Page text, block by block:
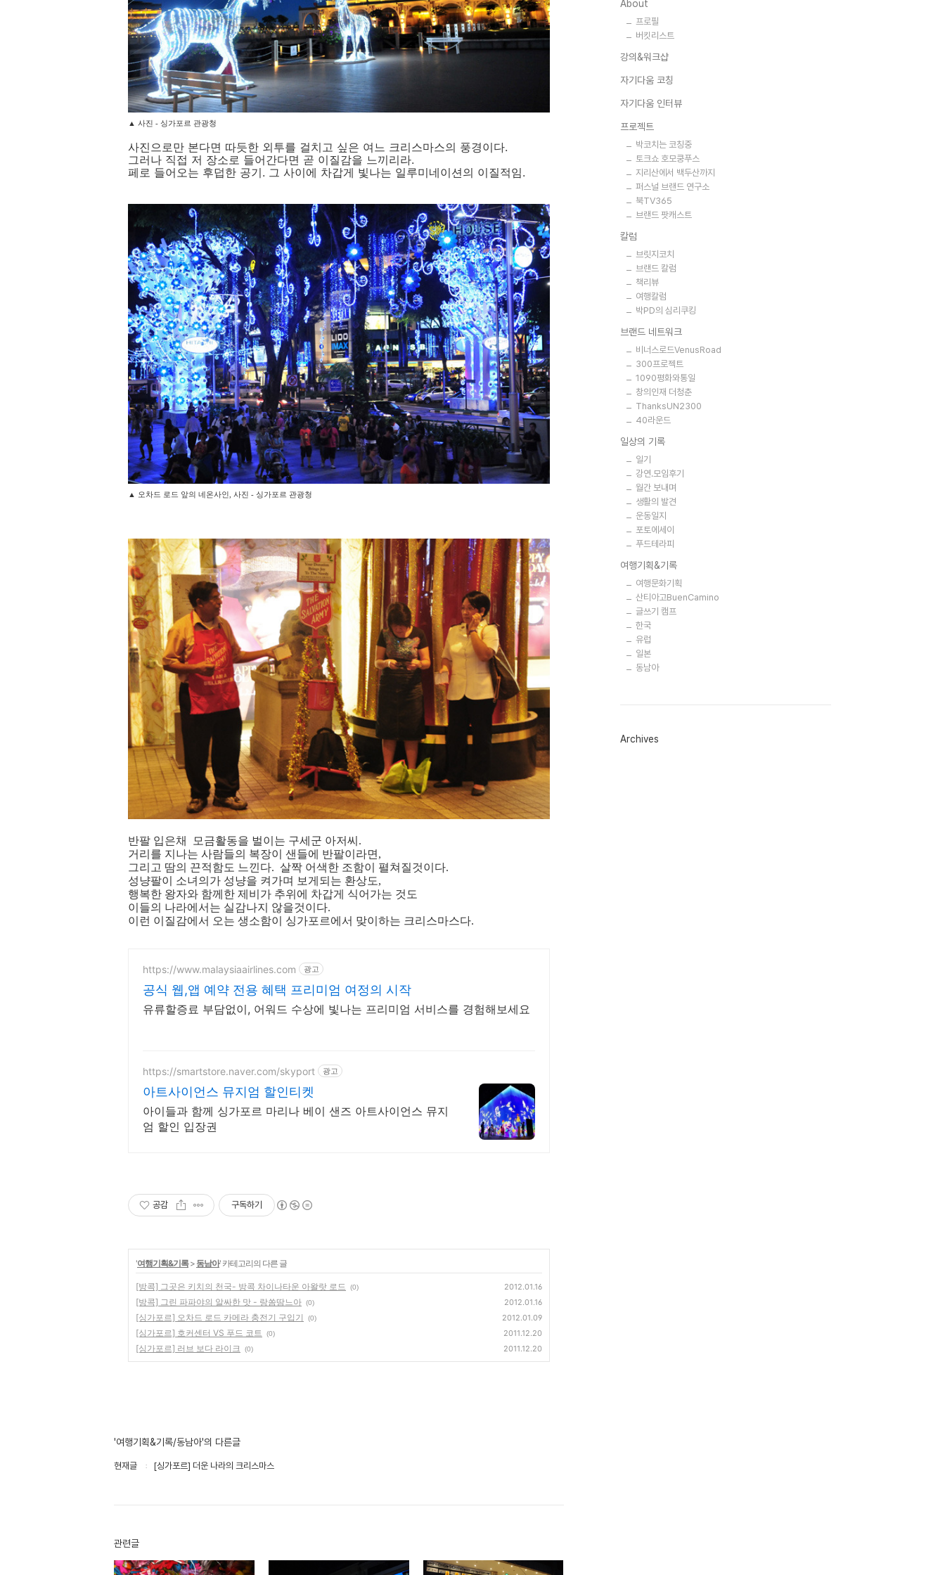
▲ 사진 - 싱가포르 관광청
사진으로만 본다면 따듯한 외투를 걸치고 싶은 여느 크리스마스의 풍경이다.
그러나 직접 저 장소로 들어간다면 곧 이질감을 느끼리라.
페로 들어오는 후덥한 공기. 그 사이에 차갑게 빛나는 일루미네이션의 이질적임.
▲ 오차드 로드 앞의 네온사인, 사진 - 싱가포르 관광청
반팔 입은채 모금활동을 벌이는 구세군 아저씨.
거리를 지나는 사람들의 복장이 샌들에 반팔이라면,
그리고 땀의 끈적함도 느낀다. 살짝 어색한 조함이 펼쳐질것이다.
성냥팔이 소녀의가 성냥을 켜가며 보게되는 환상도,
행복한 왕자와 함께한 제비가 추위에 차갑게 식어가는 것도
이들의 나라에서는 실감나지 않을것이다.
이런 이질감에서 오는 생소함이 싱가포르에서 맞이하는 크리스마스다.
https://www.malaysiaairlines.com 광고
공식 웹,앱 예약 전용 혜택 프리미엄 여정의 시작
유류할증료 부담없이, 어워드 수상에 빛나는 프리미엄 서비스를 경험해보세요
https://smartstore.naver.com/skyport 광고
아트사이언스 뮤지엄 할인티켓
아이들과 함께 싱가포르 마리나 베이 샌즈 아트사이언스 뮤지
엄 할인 입장권
공감 구독하기
'여행기획&기록> 동남아' 카테고리의 다른 글
[방콕] 그곳은 키치의 천국- 방콕 차이나타운 아왈랏 로드 (0) 2012.01.16
[방콕] 그린 파파야의 알싸한 맛 - 랑쏨땀느아 (0) 2012.01.16
[싱가포르] 오차드 로드 카메라 충전기 구입기 (0) 2012.01.09
[싱가포르] 호커센터 VS 푸드 코트 (0) 2011.12.20
[싱가포르] 러브 보다 라이크 (0) 2011.12.20
'여행기획&기록/동남아'의 다른글
현재글 [싱가포르] 더운 나라의 크리스마스
관련글
About
프로필
버킷리스트
강의&워크샵
자기다움 코칭
자기다움 인터뷰
프로젝트
박코치는 코칭중
토크쇼 호모쿵푸스
지리산에서 백두산까지
퍼스널 브랜드 연구소
북TV365
브랜드 팟캐스트
칼럼
브릿지코치
브랜드 칼럼
책리뷰
여행칼럼
박PD의 심리쿠킹
브랜드 네트워크
비너스로드VenusRoad
300프로젝트
1090평화와통일
창의인재 더청춘
ThanksUN2300
40라운드
일상의 기록
일기
강연.모임후기
월간 보내며
생활의 발견
운동일지
포토에세이
푸드테라피
여행기획&기록
여행문화기획
산티아고BuenCamino
글쓰기 캠프
한국
유럽
일본
동남아
Archives